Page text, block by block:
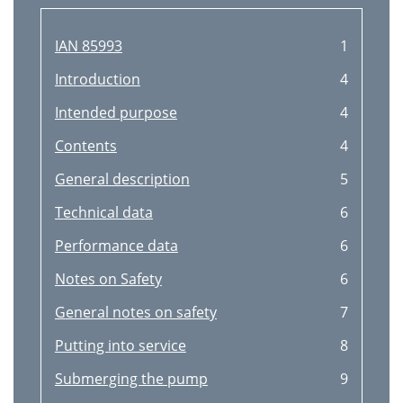
Reiniging en opslag
23
Bestellen van
24
Afvalverwerking/
24
Opsporing van fouten
25
Reparatieservice
27
Serviceliaal
27
Einleitung
28
Bestimmungsgemäße
28
Verwendung
28
Allgemeine
29
Beschreibung
29
Technische Daten
30
IAN 85993
1
Introduction
4
Intended purpose
4
Contents
4
General description
5
Technical data
6
Performance data
6
Notes on Safety
6
General notes on safety
7
Putting into service
8
Submerging the pump
9